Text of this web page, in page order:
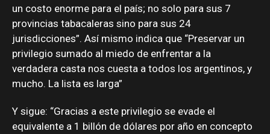
un costo enorme para el país; no solo para sus 7
provincias tabacaleras sino para sus 24
jurisdicciones”. Así mismo indica que “Preservar un
privilegio sumado al miedo de enfrentar a la
verdadera casta nos cuesta a todos los argentinos, y
mucho. La lista es larga”
Y sigue: “Gracias a este privilegio se evade el
equivalente a 1 billón de dólares por año en concepto